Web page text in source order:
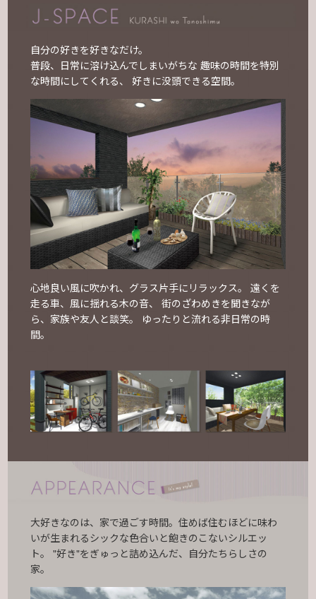
自分の好きを好きなだけ。
普段、日常に溶け込んでしまいがちな 趣味の時間を特別
な時間にしてくれる、 好きに没頭できる空間。
心地良い風に吹かれ、グラス片手にリラックス。
遠くを
走る車、風に揺れる木の音、
街のざわめきを聞きなが
ら、家族や友人と談笑。
ゆったりと流れる非日常の時
間。
大好きなのは、家で過ごす時間。住めば住むほどに味わ
いが生まれるシックな色合いと飽きのこないシルエッ
ト。
"好き"をぎゅっと詰め込んだ、自分たちらしさの
家。